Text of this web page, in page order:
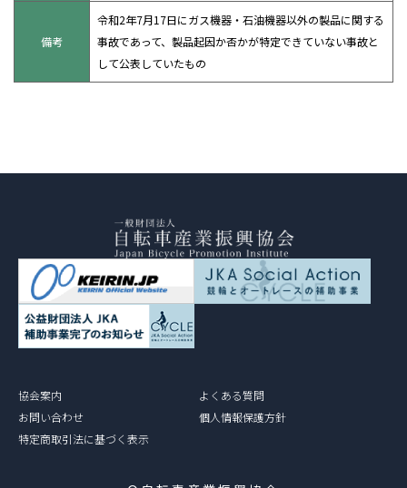
備考
令和2年7月17日にガス機器・石油機器以外の製品に関する
事故であって、製品起因か否かが特定できていない事故と
して公表していたもの
協会案内
よくある質問
お問い合わせ
個人情報保護方針
特定商取引法に基づく表示